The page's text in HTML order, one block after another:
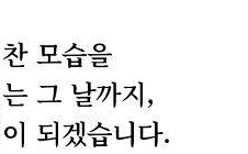
모습을
그 날까지,
되겠습니다.